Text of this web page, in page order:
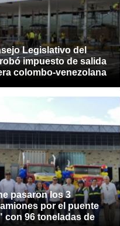
Legislativo del
impuesto de salida
colombo-venezolana
pasaron los 3
por el puente
con 96 toneladas de